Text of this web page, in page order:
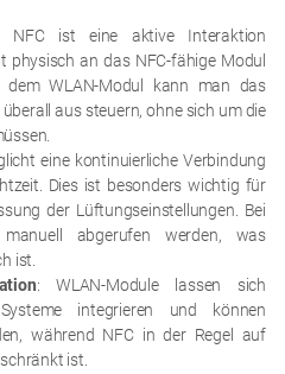
NFC ist eine aktive Interaktion
physisch an das NFC-fähige Modul
WLAN-Modul kann man das
aus steuern, ohne sich um die
eine kontinuierliche Verbindung
Dies ist besonders wichtig für
der Lüftungseinstellungen. Bei
abgerufen werden, was
ist.
: WLAN-Module lassen sich
integrieren und können
während NFC in der Regel auf
ist.